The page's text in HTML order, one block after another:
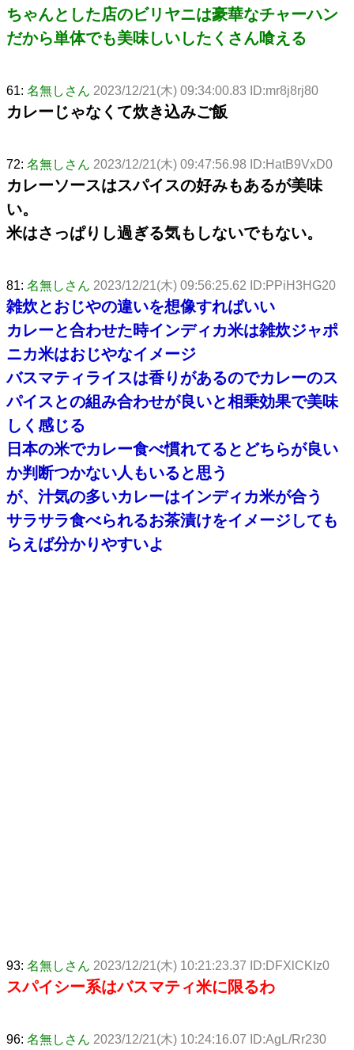
ちゃんとした店のビリヤニは豪華なチャーハン
だから単体でも美味しいしたくさん喰える
61: 名無しさん 2023/12/21(木) 09:34:00.83 ID:mr8j8rj80
カレーじゃなくて炊き込みご飯
72: 名無しさん 2023/12/21(木) 09:47:56.98 ID:HatB9VxD0
カレーソースはスパイスの好みもあるが美味
い。
米はさっぱりし過ぎる気もしないでもない。
81: 名無しさん 2023/12/21(木) 09:56:25.62 ID:PPiH3HG20
雑炊とおじやの違いを想像すればいい
カレーと合わせた時インディカ米は雑炊ジャポ
ニカ米はおじやなイメージ
バスマティライスは香りがあるのでカレーのス
パイスとの組み合わせが良いと相乗効果で美味
しく感じる
日本の米でカレー食べ慣れてるとどちらが良い
か判断つかない人もいると思う
が、汁気の多いカレーはインディカ米が合う
サラサラ食べられるお茶漬けをイメージしても
らえば分かりやすいよ
93: 名無しさん 2023/12/21(木) 10:21:23.37 ID:DFXlCKIz0
スパイシー系はバスマティ米に限るわ
96: 名無しさん 2023/12/21(木) 10:24:16.07 ID:AgL/Rr230